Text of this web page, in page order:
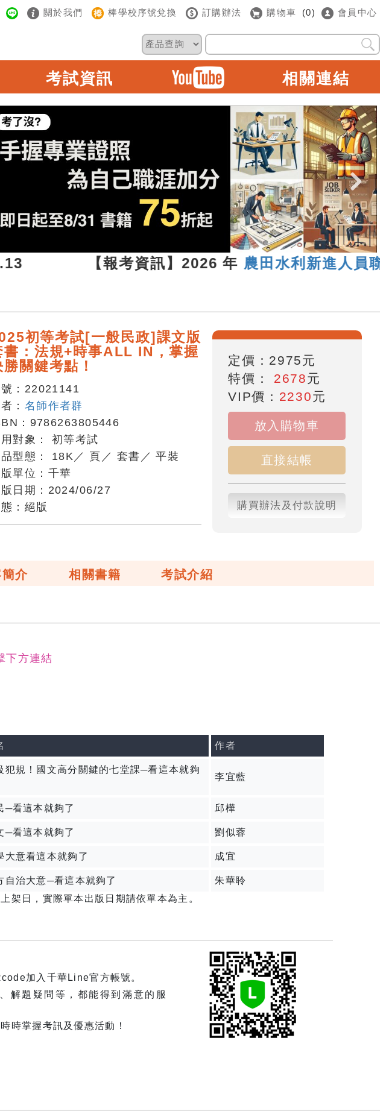
關於我們 棒學校序號兌換 訂購辦法 購物車 (0) 會員中心
考試資訊 相關連結
【報考資訊】2026 年農田水利新進人員聯合統
初等考試[一般民政]課文版
書：法規+時事ALL IN，掌握
勝關鍵考點！
： 22021141
： 名師作者群
： 9786263805446
對象：初等考試
型態： 18K ／ 頁 ／ 套書 ／平裝
單位： 千華
日期： 2024/06/27
： 絕版
定價： 2975元
特價： 2678元
VIP價： 2230元
放入購物車
直接結帳
購買辦法及付款說明
介 相關書籍 考試介紹
下方連結
作者
犯規！國文高分關鍵的七堂課─看這本就夠
李宜藍
─看這本就夠了 邱樺
─看這本就夠了 劉似蓉
大意看這本就夠了 成宜
自治大意─看這本就夠了
朱華聆
架日，實際單本出版日期請依單本為主。
加入千華Line官方帳號。
解題疑問等，都能得到滿意的服
時掌握考訊及優惠活動！